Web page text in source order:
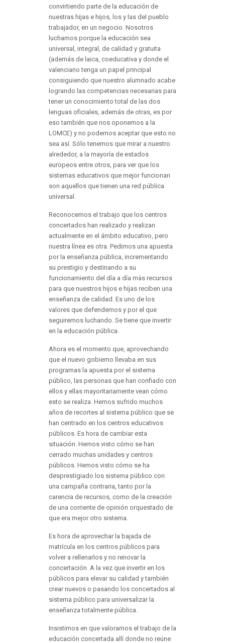
convirtiendo parte de la educación de
nuestras hijas e hijos, los y las del pueblo
trabajador, en un negocio. Nosotros
luchamos porque la educación sea
universal, integral, de calidad y gratuita
(además de laica, coeducativa y donde el
valenciano tenga un papel principal
consiguiendo que nuestro alumnado acabe
logrando las competencias necesarias para
tener un conocimiento total de las dos
lenguas oficiales, además de otras, es por
eso también que nos oponemos a la
LOMCE) y no podemos aceptar que esto no
sea así. Sólo tenemos que mirar a nuestro
alrededor, a la mayoría de estados
europeos entre otros, para ver que los
sistemas educativos que mejor funcionan
son aquellos que tienen una red pública
universal.
Reconocemos el trabajo que los centros
concertados han realizado y realizan
actualmente en el ámbito educativo, pero
nuestra línea es otra. Pedimos una apuesta
por la enseñanza pública, incrementando
su prestigio y destinando a su
funcionamiento del día a día más recursos
para que nuestros hijos e hijas reciben una
enseñanza de calidad. Es uno de los
valores que defendemos y por el que
seguiremos luchando. Se tiene que invertir
en la educación pública.
Ahora es el momento que, aprovechando
que el nuevo gobierno llevaba en sus
programas la apuesta por el sistema
público, las personas que han confiado con
ellos y ellas mayoritariamente vean cómo
esto se realiza. Hemos sufrido muchos
años de recortes al sistema público que se
han centrado en los centros educativos
públicos. Es hora de cambiar esta
situación. Hemos visto cómo se han
cerrado muchas unidades y centros
públicos. Hemos visto cómo se ha
desprestigiado los sistema público con
una campaña contraria, tanto por la
carencia de recursos, como de la creación
de una corriente de opinión orquestado de
que era mejor otro sistema.
Es hora de aprovechar la bajada de
matrícula en los centros públicos para
volver a rellenarlos y no renovar la
concertación. A la vez que invertir en los
públicos para elevar su calidad y también
crear nuevos o pasando los concertados al
sistema público para universalizar la
enseñanza totalmente pública.
Insistimos en que valoramos el trabajo de la
educación concertada allí donde no reúne